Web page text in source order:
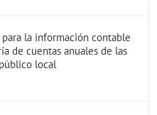
la información contable
de cuentas anuales de las
local